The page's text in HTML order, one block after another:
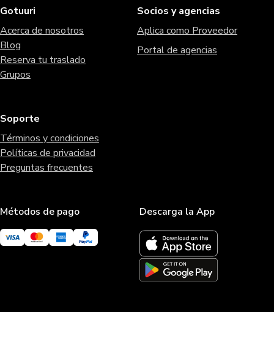
Gotuuri
Acerca de nosotros
Blog
Reserva tu traslado
Grupos
Socios y agencias
Aplica como Proveedor
Portal de agencias
Soporte
Términos y condiciones
Políticas de privacidad
Preguntas frecuentes
Métodos de pago Descarga la App